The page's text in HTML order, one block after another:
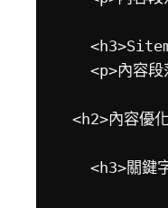
<p>內容
<h2>內容優
<h3>關鍵